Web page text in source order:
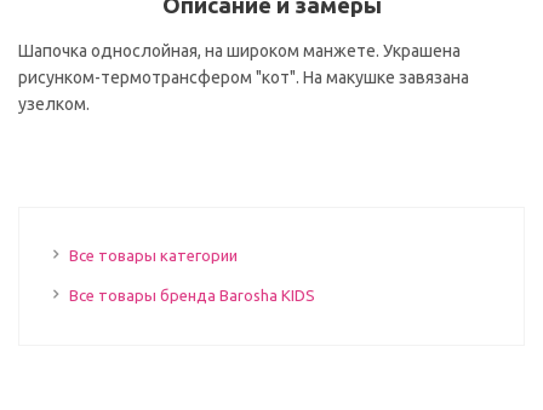
Описание и замеры
Шапочка однослойная, на широком манжете. Украшена
рисунком-термотрансфером "кот". На макушке завязана
узелком.
Все товары категории
Все товары бренда Barosha KIDS